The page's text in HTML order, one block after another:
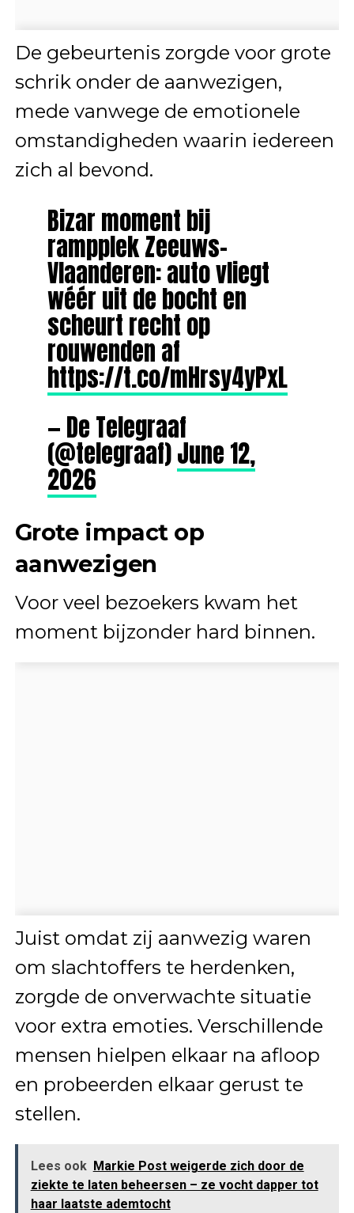
De gebeurtenis zorgde voor grote
schrik onder de aanwezigen,
mede vanwege de emotionele
omstandigheden waarin iedereen
zich al bevond.
Bizar moment bij
rampplek Zeeuws-
Vlaanderen: auto vliegt
wéér uit de bocht en
scheurt recht op
rouwenden af
https://t.co/mHrsy4yPxL
— De Telegraaf
(@telegraaf)June 12,
2026
Grote impact op
aanwezigen
Voor veel bezoekers kwam het
moment bijzonder hard binnen.
Juist omdat zij aanwezig waren
om slachtoffers te herdenken,
zorgde de onverwachte situatie
voor extra emoties. Verschillende
mensen hielpen elkaar na afloop
en probeerden elkaar gerust te
stellen.
Lees ook Markie Post weigerde zich door de
ziekte te laten beheersen – ze vocht dapper tot
haar laatste ademtocht